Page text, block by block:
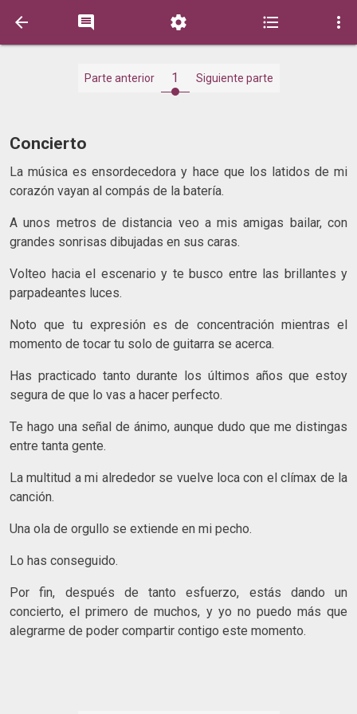
    
Parte anterior 1 Siguiente parte
Concierto
La música es ensordecedora y hace que los latidos de mi
corazón vayan al compás de la batería.
A unos metros de distancia veo a mis amigas bailar, con
grandes sonrisas dibujadas en sus caras.
Volteo hacia el escenario y te busco entre las brillantes y
parpadeantes luces.
Noto que tu expresión es de concentración mientras el
momento de tocar tu solo de guitarra se acerca.
Has practicado tanto durante los últimos años que estoy
segura de que lo vas a hacer perfecto.
Te hago una señal de ánimo, aunque dudo que me distingas
entre tanta gente.
La multitud a mi alrededor se vuelve loca con el clímax de la
canción.
Una ola de orgullo se extiende en mi pecho.
Lo has conseguido.
Por fin, después de tanto esfuerzo, estás dando un
concierto, el primero de muchos, y yo no puedo más que
alegrarme de poder compartir contigo este momento.